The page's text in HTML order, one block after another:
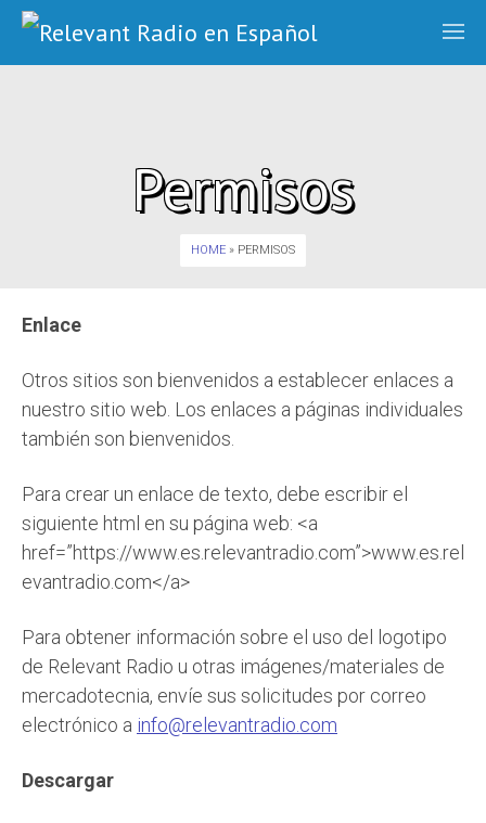
Permisos
HOME » PERMISOS
Enlace
Otros sitios son bienvenidos a establecer enlaces a
nuestro sitio web. Los enlaces a páginas individuales
también son bienvenidos.
Para crear un enlace de texto, debe escribir el
siguiente html en su página web: <a
href=”https://www.es.relevantradio.com”>www.es.rel
evantradio.com</a>
Para obtener información sobre el uso del logotipo
de Relevant Radio u otras imágenes/materiales de
mercadotecnia, envíe sus solicitudes por correo
electrónico a info@relevantradio.com
Descargar